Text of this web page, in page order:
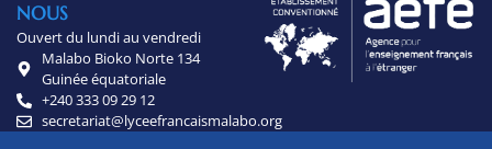
NOUS
Ouvert du lundi au vendredi
Malabo Bioko Norte 134
Guinée équatoriale
+240 333 09 29 12
secretariat@lyceefrancaismalabo.org